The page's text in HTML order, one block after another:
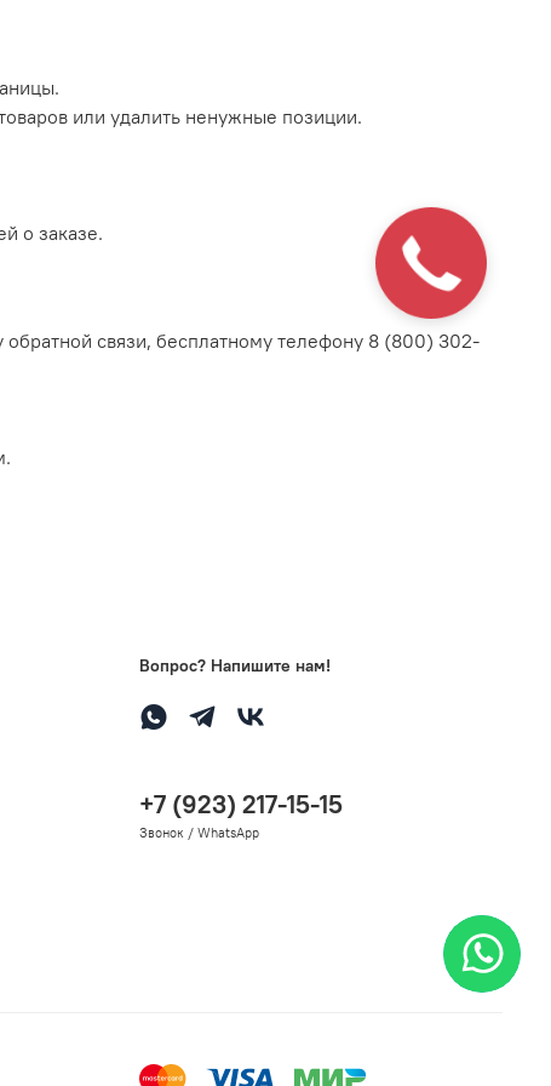
или удалить ненужные позиции.
о заказе.
обратной связи, бесплатному телефону 8 (800) 302-
Вопрос? Напишите нам!
+7 (923) 217-15-15
Звонок / WhatsApp